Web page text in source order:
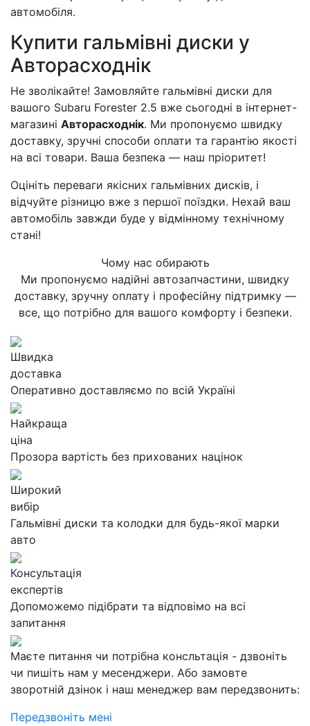
автомобіля.
Купити гальмівні диски у
Авторасходнік
Не зволікайте! Замовляйте гальмівні диски для
вашого Subaru Forester 2.5 вже сьогодні в інтернет-
магазині Авторасходнік. Ми пропонуємо швидку
доставку, зручні способи оплати та гарантію якості
на всі товари. Ваша безпека — наш пріоритет!
Оцініть переваги якісних гальмівних дисків, і
відчуйте різницю вже з першої поїздки. Нехай ваш
автомобіль завжди буде у відмінному технічному
стані!
Чому нас обирають
Ми пропонуємо надійні автозапчастини, швидку
доставку, зручну оплату і професійну підтримку —
все, що потрібно для вашого комфорту і безпеки.
Швидка
доставка
Оперативно доставляємо по всій Україні
Найкраща
ціна
Прозора вартість без прихованих націнок
Широкий
вибір
Гальмівні диски та колодки для будь-якої марки
авто
Консультація
експертів
Допоможемо підібрати та відповімо на всі
запитання
Маєте питання чи потрібна консльтація - дзвоніть
чи пишіть нам у месенджери. Або замовте
зворотній дзінок і наш менеджер вам передзвонить:
Передзвоніть мені